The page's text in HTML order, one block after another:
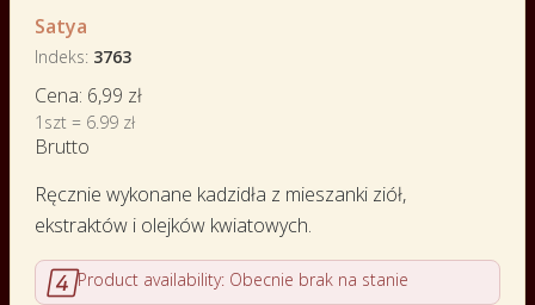
Satya
Indeks 3763
Cena: 6,99 zł
1szt = 6.99 zł
Brutto
Ręcznie wykonane kadzidła z mieszanki ziół,
ekstraktów i olejków kwiatowych.
Product availability: Obecnie brak na stanie